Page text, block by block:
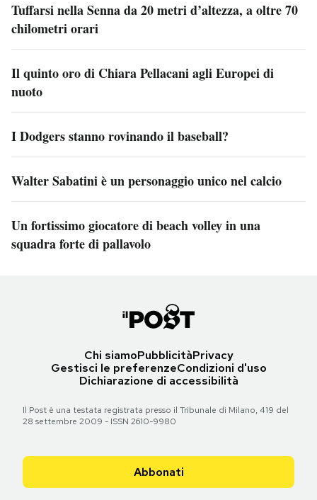
Tuffarsi nella Senna da 20 metri d’altezza, a oltre 70
chilometri orari
Il quinto oro di Chiara Pellacani agli Europei di
nuoto
I Dodgers stanno rovinando il baseball?
Walter Sabatini è un personaggio unico nel calcio
Un fortissimo giocatore di beach volley in una
squadra forte di pallavolo
Chi siamoPubblicitàPrivacy
Gestisci le preferenzeCondizioni d'uso
Dichiarazione di accessibilità
Il Post è una testata registrata presso il Tribunale di Milano, 419 del
28 settembre 2009 - ISSN 2610-9980
Abbonati